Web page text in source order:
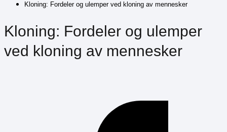
Kloning: Fordeler og ulemper ved kloning av mennesker
Kloning: Fordeler og ulemper
ved kloning av mennesker